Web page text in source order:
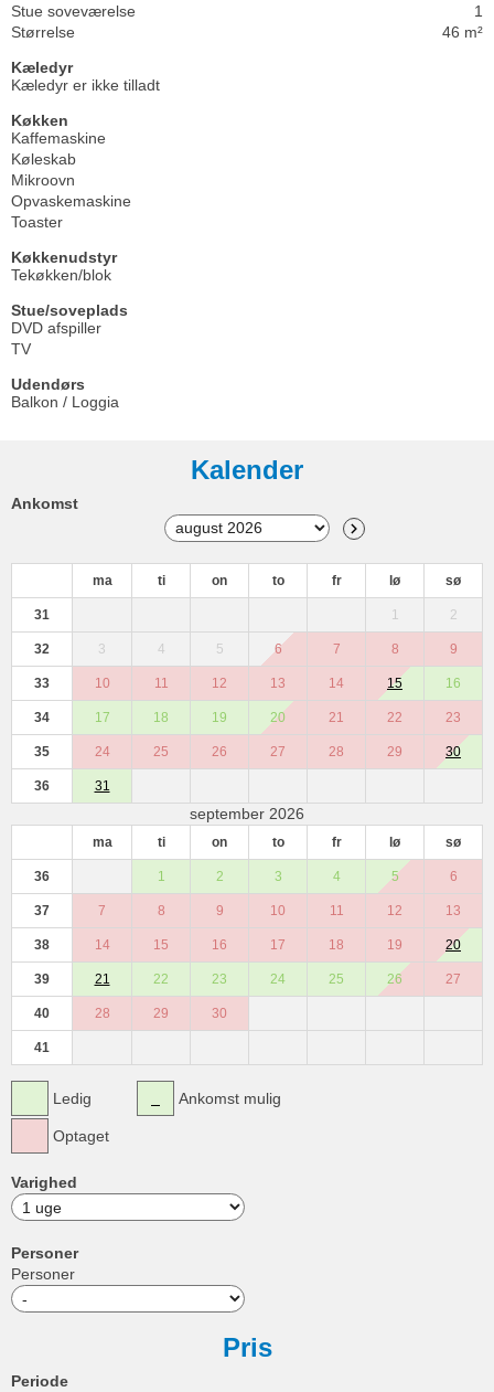
Stue soveværelse
1
Størrelse
46 m²
Kæledyr
Kæledyr er ikke tilladt
Køkken
Kaffemaskine
Køleskab
Mikroovn
Opvaskemaskine
Toaster
Køkkenudstyr
Tekøkken/blok
Stue/soveplads
DVD afspiller
TV
Udendørs
Balkon / Loggia
Kalender
Ankomst
ma ti on to fr lø sø
31 1 2
32 3 4 5 6 7 8 9
33 10 11 12 13 14 15 16
34 17 18 19 20 21 22 23
35 24 25 26 27 28 29 30
36 31
september 2026
ma ti on to fr lø sø
36 1 2 3 4 5 6
37 7 8 9 10 11 12 13
38 14 15 16 17 18 19 20
39 21 22 23 24 25 26 27
40 28 29 30
41
Ledig
Optaget
Ankomst mulig
Varighed
Personer
Personer
Pris
Periode